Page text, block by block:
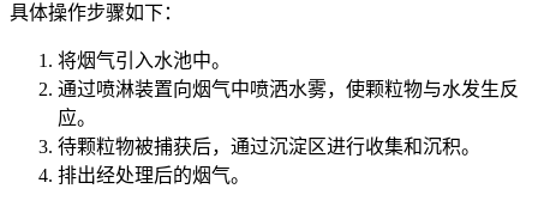
具体操作步骤如下：
将烟气引入水池中。
通过喷淋装置向烟气中喷洒水雾，使颗粒物与水发生反
应。
待颗粒物被捕获后，通过沉淀区进行收集和沉积。
排出经处理后的烟气。